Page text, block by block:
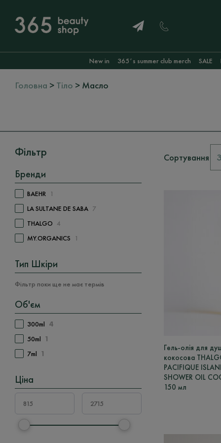
New in 365ʼs summer club merch SALE
Головна > Тіло > Масло
Фільтр
Бренди
BAEHR
1
LA SULTANE DE SABA 7
THALGO 4
MY.ORGANICS
1
Тип Шкіри
Фільтр поки ще не має термів
Об'єм
300ml 4
50ml
1
7ml
1
Ціна
Сортування
Гель-олія для
кокосова
PACIFIQUE
SHOWER OIL
150 мл